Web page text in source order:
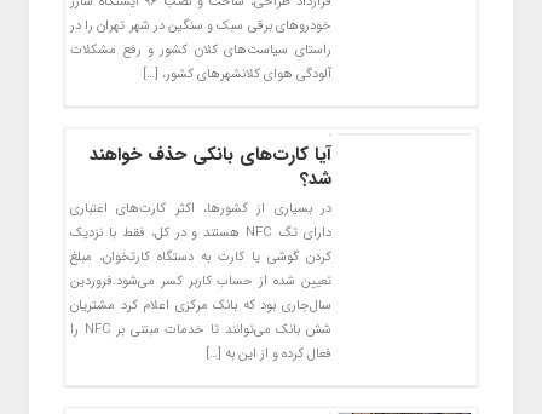
خودروهای برقی سبک و سنگین در شهر تهران را در
راستای سیاست‌های کلان کشور و رفع مشکلات
آلودگی هوای کلانشهرهای کشور، […]
آیا کارت‏‌های بانکی حذف خواهند
شد؟
در بسیاری از کشورها، اکثر کارت‌های اعتباری
دارای تگ NFC هستند و در کل، فقط با نزدیک
کردن گوشی یا کارت به دستگاه کارتخوان، مبلغ
تعیین شده از حساب کاربر کسر می‌شود.فروردین
سال‌جاری بود که بانک مرکزی اعلام کرد مشتریان
شش بانک می‌توانند تا خدمات مبتنی بر NFC را
فعال کرده و از این به […]